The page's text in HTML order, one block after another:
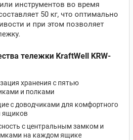
инструментов во время
50 кг, что оптимально
и при этом позволяет
тележки KraftWell KRW-
хранения с пятью
и полками
с доводчиками для комфортного
ящиков
с центральным замком и
на каждом ящике